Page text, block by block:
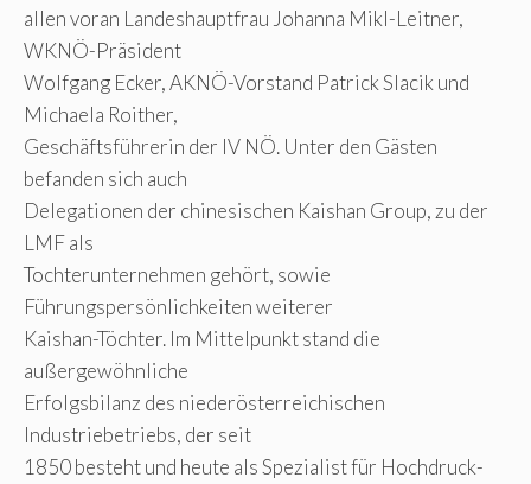
allen voran Landeshauptfrau Johanna Mikl-Leitner,
WKNÖ-Präsident
Wolfgang Ecker, AKNÖ-Vorstand Patrick Slacik und
Michaela Roither,
Geschäftsführerin der IV NÖ. Unter den Gästen
befanden sich auch
Delegationen der chinesischen Kaishan Group, zu der
LMF als
Tochterunternehmen gehört, sowie
Führungspersönlichkeiten weiterer
Kaishan-Töchter. Im Mittelpunkt stand die
außergewöhnliche
Erfolgsbilanz des niederösterreichischen
Industriebetriebs, der seit
1850 besteht und heute als Spezialist für Hochdruck-